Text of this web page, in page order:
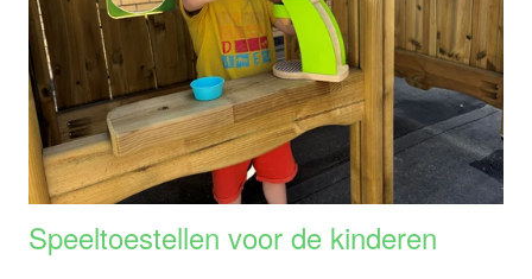
Speeltoestellen voor de kinderen